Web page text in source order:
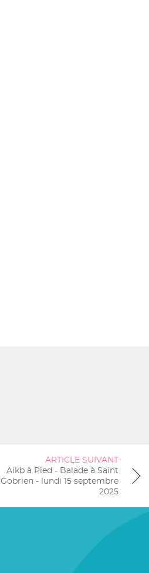
ARTICLE SUIVANT
Aikb à Pied - Balade à Saint
Gobrien - lundi 15 septembre
2025